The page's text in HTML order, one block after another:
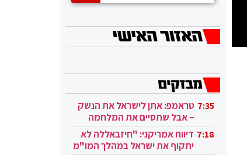
7:35 טראמפ: אתן לישראל את הנשק
– אבל שתסיים את המלחמה
בעזה 7:18 דיווח אמריקני: "חיזבאללה לא
יתקוף את ישראל במהלך המו"מ